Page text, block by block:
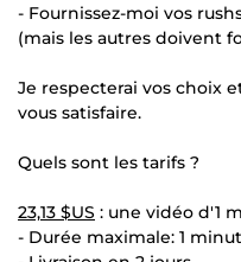
- Fournissez-moi vos
(mais les autres doivent
Je respecterai vos choix
vous satisfaire.
Quels sont les tarifs ?
23,13 $US : une vidéo d'1
- Durée maximale: 1